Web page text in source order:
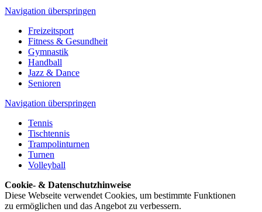
Navigation überspringen
Freizeitsport
Fitness & Gesundheit
Gymnastik
Handball
Jazz & Dance
Senioren
Navigation überspringen
Tennis
Tischtennis
Trampolinturnen
Turnen
Volleyball
Cookie- & Datenschutzhinweise
Diese Webseite verwendet Cookies, um bestimmte Funktionen
zu ermöglichen und das Angebot zu verbessern.